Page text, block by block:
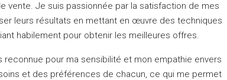
vente. Je suis passionnée par la satisfaction de mes
leurs résultats en mettant en œuvre des techniques
habilement pour obtenir les meilleures offres.
reconnue pour ma sensibilité et mon empathie envers
et des préférences de chacun, ce qui me permet